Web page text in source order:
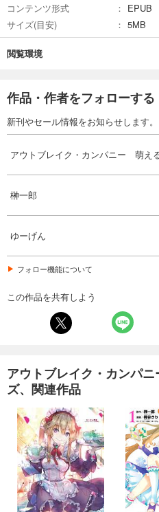
コンテンツ形式
EPUB
サイズ(目安)
5MB
閲覧環境
作品・作者をフォローする
新刊やセール情報をお知らせします。
アウトブレイク・カンパニー 萌え
榊一郎
ゆーげん
フォロー機能について
この作品を共有しよう
アウトブレイク・カンパ
ズ、関連作品